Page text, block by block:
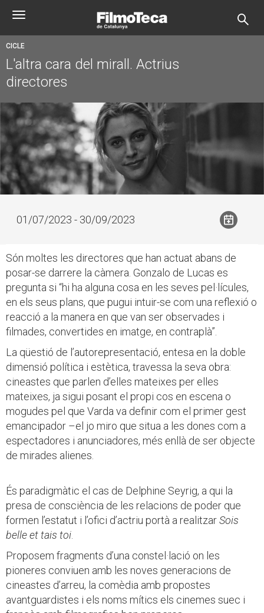
Toggle
CICLE
L'altra cara del mirall. Actrius
directores
01/07/2023 - 30/09/2023
Són moltes les directores que han actuat abans de
posar-se darrere la càmera. Gonzalo de Lucas es
pregunta si “hi ha alguna cosa en les seves pel·lícules,
en els seus plans, que pugui intuir-se com una reflexió o
reacció a la manera en que van ser observades i
filmades, convertides en imatge, en contraplà”.
La qüestió de l’autorepresentació, entesa en la doble
dimensió política i estètica, travessa la seva obra:
cineastes que parlen d’elles mateixes per elles
mateixes, ja sigui posant el propi cos en escena o
mogudes pel que Varda va definir com el primer gest
emancipador –el jo miro que situa a les dones com a
espectadores i anunciadores, més enllà de ser objecte
de mirades alienes.
És paradigmàtic el cas de Delphine Seyrig, a qui la
presa de consciència de les relacions de poder que
formen l’estatut i l’ofici d’actriu portà a realitzarSois
belle et tais toi
Proposem fragments d’una constel·lació on les
pioneres conviuen amb les noves generacions de
cineastes d’arreu, la comèdia amb propostes
avantguardistes i els noms mítics els cinemes suec i